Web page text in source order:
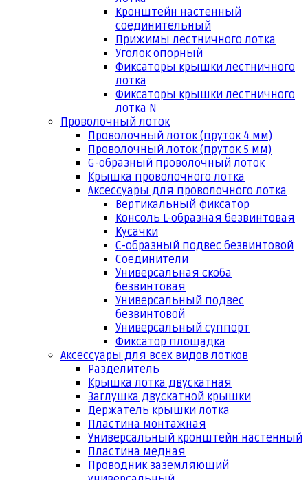
Кронштейн настенный
соединительный
Прижимы лестничного лотка
Уголок опорный
Фиксаторы крышки лестничного
лотка
Фиксаторы крышки лестничного
лотка N
Проволочный лоток
Проволочный лоток (пруток 4 мм)
Проволочный лоток (пруток 5 мм)
G-образный проволочный лоток
Крышка проволочного лотка
Аксессуары для проволочного лотка
Вертикальный фиксатор
Консоль L-образная безвинтовая
Кусачки
С-образный подвес безвинтовой
Соединители
Универсальная скоба
безвинтовая
Универсальный подвес
безвинтовой
Универсальный суппорт
Фиксатор площадка
Аксессуары для всех видов лотков
Разделитель
Крышка лотка двускатная
Заглушка двускатной крышки
Держатель крышки лотка
Пластина монтажная
Универсальный кронштейн настенный
Пластина медная
Проводник заземляющий